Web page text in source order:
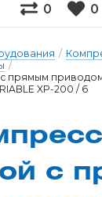
0 0
/
/
прямым
XP-200 / 6
с